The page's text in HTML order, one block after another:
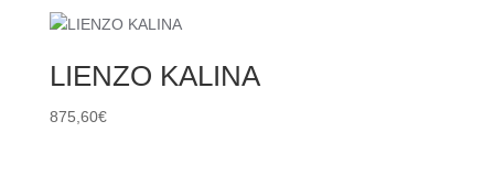
LIENZO KALINA
875,60€